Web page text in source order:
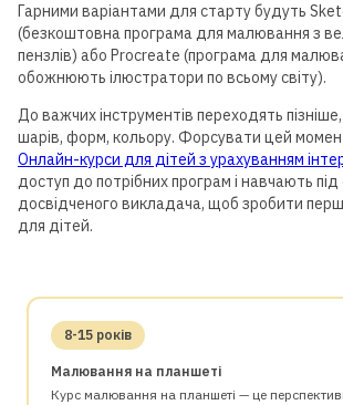
Гарними варіантами для старту будуть
(безкоштовна програма для малювання з
пензлів) або Procreate (програма для
обожнюють ілюстратори по всьому світу).
До важчих інструментів переходять
шарів, форм, кольору. Форсувати цей
Онлайн-курси для дітей з урахуванням
доступ до потрібних програм і навчають
досвідченого викладача, щоб зробити
для дітей.
8-15 років
Малювання на планшеті
Курс малювання на планшеті — це
Для дітей від 8 до 13 років
ЛІТНЯ МАЙСТЕРНЯ GOITEENS
ЗАМІСТЬ ЛІТА В
— 8+ ГОТОВИХ РОБІТ